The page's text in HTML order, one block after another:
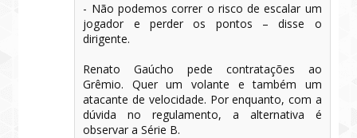
- Não podemos correr o risco de escalar um
jogador e perder os pontos – disse o
dirigente.
Renato Gaúcho pede contratações ao
Grêmio. Quer um volante e também um
atacante de velocidade. Por enquanto, com a
dúvida no regulamento, a alternativa é
observar a Série B.